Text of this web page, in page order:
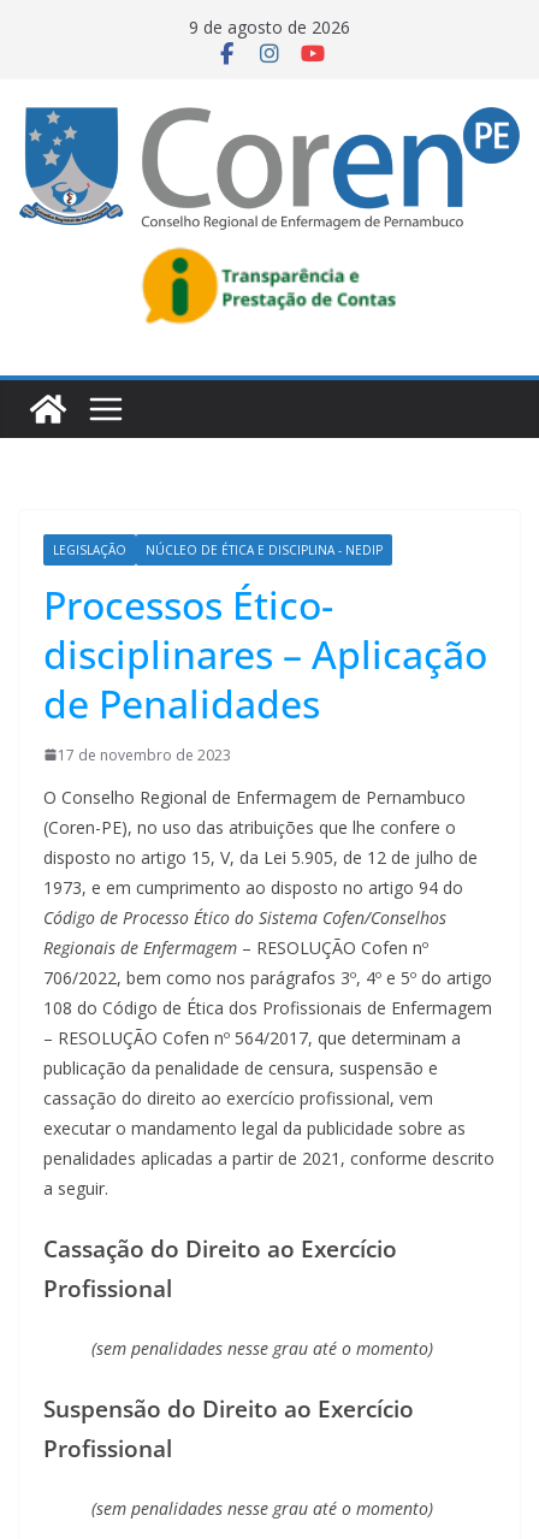
9 de agosto de 2026
LEGISLAÇÃO NÚCLEO DE ÉTICA E DISCIPLINA - NEDIP
Processos Ético-
disciplinares – Aplicação
de Penalidades
17 de novembro de 2023
O Conselho Regional de Enfermagem de Pernambuco
(Coren-PE), no uso das atribuições que lhe confere o
disposto no artigo 15, V, da Lei 5.905, de 12 de julho de
1973, e em cumprimento ao disposto no artigo 94 do
Código de Processo Ético do Sistema Cofen/Conselhos
Regionais de Enfermagem – RESOLUÇÃO Cofen nº
706/2022, bem como nos parágrafos 3º, 4º e 5º do artigo
108 do Código de Ética dos Profissionais de Enfermagem
– RESOLUÇÃO Cofen nº 564/2017, que determinam a
publicação da penalidade de censura, suspensão e
cassação do direito ao exercício profissional, vem
executar o mandamento legal da publicidade sobre as
penalidades aplicadas a partir de 2021, conforme descrito
a seguir.
Cassação do Direito ao Exercício
Profissional
(sem penalidades nesse grau até o momento)
Suspensão do Direito ao Exercício
Profissional
(sem penalidades nesse grau até o momento)